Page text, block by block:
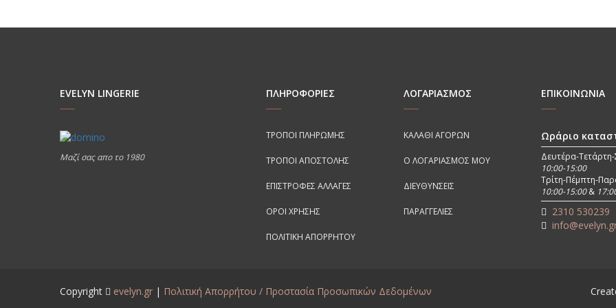
€27,00.
EVELYN LINGERIE
Μαζί σας απο το 1980
ΠΛΗΡΟΦΟΡΊΕΣ
ΤΡΌΠΟΙ ΠΛΗΡΩΜΉΣ
ΤΡΌΠΟΙ ΑΠΟΣΤΟΛΉΣ
ΕΠΙΣΤΡΟΦΈΣ ΑΛΛΑΓΈΣ
ΌΡΟΙ ΧΡΉΣΗΣ
ΠΟΛΙΤΙΚΗ ΑΠΟΡΡΗΤΟΥ
ΛΟΓΑΡΙΑΣΜΟΣ
ΚΑΛΆΘΙ ΑΓΟΡΏΝ
Ο ΛΟΓΑΡΙΑΣΜΌΣ ΜΟΥ
ΔΙΕΥΘΎΝΣΕΙΣ
ΠΑΡΑΓΓΕΛΊΕΣ
ΕΠΙΚΟΙΝΩΝΊΑ
Ωράριο
Δευτέρα-
10:00-15:00
Τρίτη-Πέμπτη-
10:00-15:00&
2310 530239
Copyright evelyn.gr | Πολιτική Απορρήτου / Προστασία Προσωπικών Δεδομένων